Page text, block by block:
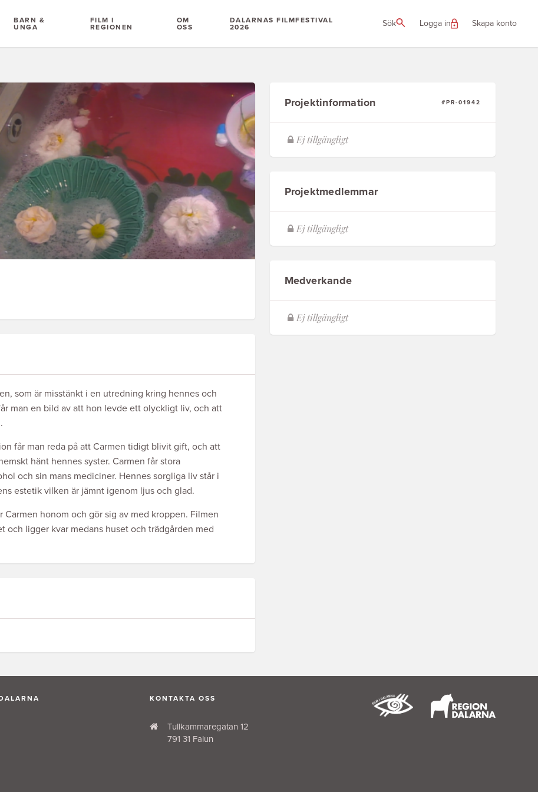
BARN &
UNGA
FILM I
REGIONEN
OM
OSS
DALARNAS FILMFESTIVAL
2026
Sök Logga in Skapa konto
som är misstänkt i en utredning kring hennes och
man en bild av att hon levde ett olyckligt liv, och att
får man reda på att Carmen tidigt blivit gift, och att
hänt hennes syster. Carmen får stora
och sin mans mediciner. Hennes sorgliga liv står i
estetik vilken är jämnt igenom ljus och glad.
honom och gör sig av med kroppen. Filmen
och ligger kvar medans huset och trädgården med
Projektinformation #PR-01942
Projektmedlemmar
Medverkande
KONTAKTA OSS
Tullkammaregatan 12
791 31 Falun